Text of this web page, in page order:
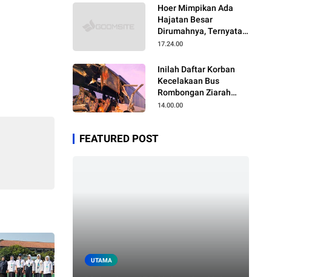
Hoer Mimpikan Ada
Hajatan Besar
Dirumahnya, Ternyata
Anaknya Pulang Dalam
17.24.00
Inilah Daftar Korban
Kecelakaan Bus
Rombongan Ziarah
Walisongo Pesantren
14.00.00
FEATURED POST
UTAMA